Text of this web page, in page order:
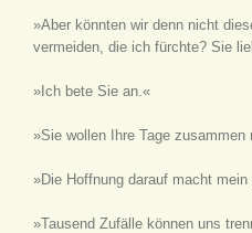
»Aber könnten wir denn nicht
vermeiden, die ich fürchte? Sie
»Ich bete Sie an.«
»Sie wollen Ihre Tage zusammen
»Die Hoffnung darauf macht
»Tausend Zufälle können uns